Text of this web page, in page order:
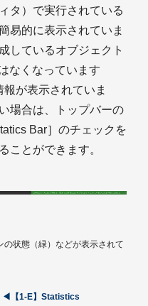
タ）で実行されている
易的に表示されていま
しているオブジェクト
なくなっています
が表示されていま
場合は、トップバーの
Bar］のチェックを
ことができます。
状態（緑）などが表示されて
◀【1-E】Statistics